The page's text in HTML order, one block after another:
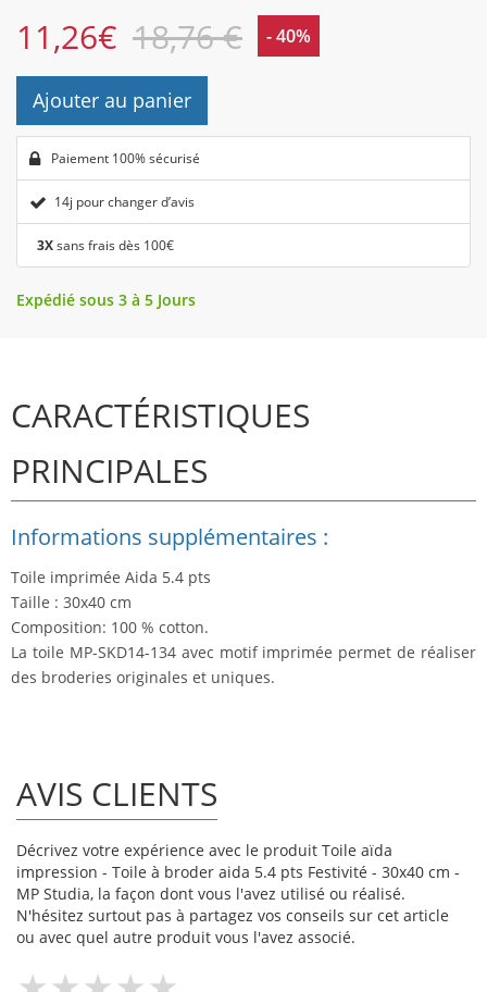
11,26€ 18,76 € - 40%
Ajouter au panier
Paiement 100% sécurisé
14j pour changer d’avis
3Xsans frais dès 100€
Expédié sous 3 à 5 Jours
CARACTÉRISTIQUES
PRINCIPALES
Informations supplémentaires :
Toile imprimée Aida 5.4 pts
Taille : 30x40 cm
Composition: 100 % cotton.
La toile MP-SKD14-134 avec motif imprimée permet de réaliser
des broderies originales et uniques.
AVIS CLIENTS
Décrivez votre expérience avec le produit Toile aïda
impression - Toile à broder aida 5.4 pts Festivité - 30x40 cm -
MP Studia, la façon dont vous l'avez utilisé ou réalisé.
N'hésitez surtout pas à partagez vos conseils sur cet article
ou avec quel autre produit vous l'avez associé.